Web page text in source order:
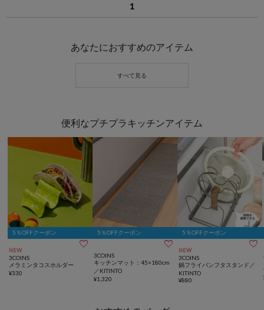
1
あなたにおすすめのアイテム
便利なプチプラキッチンアイテム
5％OFFクーポン
NEW 
3COINS
メラミンタコスホルダー
¥330
5％OFFクーポン

3COINS
キッチンマット：45×180cm
／KITINTO
¥1,320
5％OFFクーポン
NEW 
3COINS
鍋フライパンフタスタンド／
KITINTO
¥880